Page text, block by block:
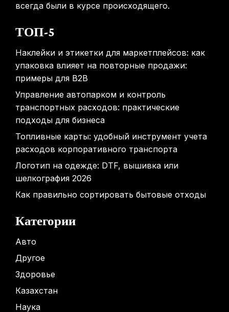
всегда были в курсе происходящего.
ТОП-5
Наклейки и этикетки для маркетплейсов: как
упаковка влияет на повторные продажи:
примеры для B2B
Управление автопарком и контроль
транспортных расходов: практические
подходы для бизнеса
Топливные карты: удобный инструмент учета
расходов корпоративного транспорта
Логотип на одежде: DTF, вышивка или
шелкография 2026
Как правильно сортировать бытовые отходы
Категории
Авто
Другое
Здоровье
Казахстан
Наука